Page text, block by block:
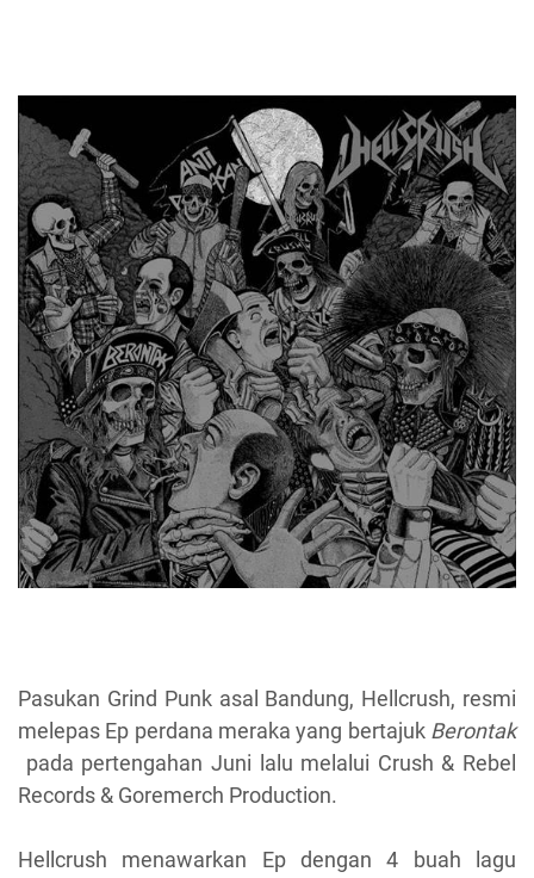
Pasukan Grind Punk asal Bandung, Hellcrush, resmi
melepas Ep perdana meraka yang bertajuk Berontak
pada pertengahan Juni lalu melalui Crush & Rebel
Records & Goremerch Production.
Hellcrush menawarkan Ep dengan 4 buah lagu